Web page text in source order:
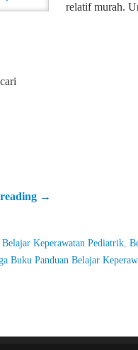
relatif murah.
→
Keperawatan Pediatrik
Buku Panduan Belajar